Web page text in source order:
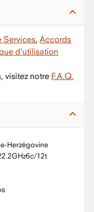
Services, Accords
d'utilisation
visitez notre F.A.Q.
Herzégovine
2.2GHz6c/12t